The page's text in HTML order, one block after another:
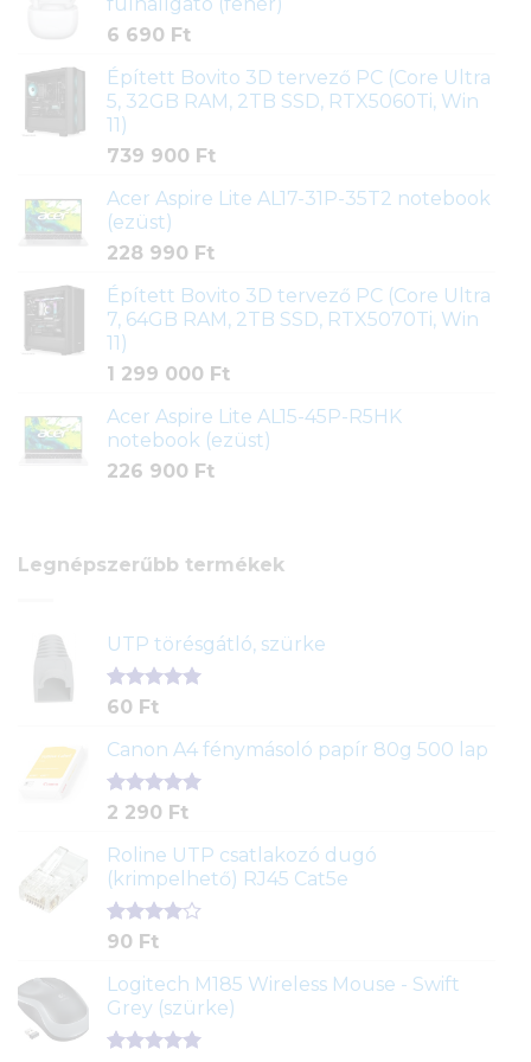
fülhallgató (fehér)
6 690 Ft
Épített Bovito 3D tervező PC (Core Ultra
5, 32GB RAM, 2TB SSD, RTX5060Ti, Win
11)
739 900 Ft
Acer Aspire Lite AL17-31P-35T2 notebook
(ezüst)
228 990 Ft
Épített Bovito 3D tervező PC (Core Ultra
7, 64GB RAM, 2TB SSD, RTX5070Ti, Win
11)
1 299 000 Ft
Acer Aspire Lite AL15-45P-R5HK
notebook (ezüst)
226 900 Ft
Legnépszerűbb termékek
UTP törésgátló, szürke
Értékelés
ből,
1
értékelés
alapján
60 Ft
Canon A4 fénymásoló papír 80g 500 lap
Értékelés
ből,
2
értékelés
alapján
2 290 Ft
Roline UTP csatlakozó dugó
(krimpelhető) RJ45 Cat5e
Értékelés
5-ből,
2
értékelés
alapján
90 Ft
Logitech M185 Wireless Mouse - Swift
Grey (szürke)